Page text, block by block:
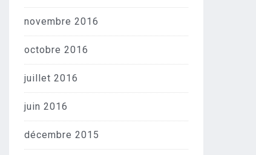
novembre 2016
octobre 2016
juillet 2016
juin 2016
décembre 2015